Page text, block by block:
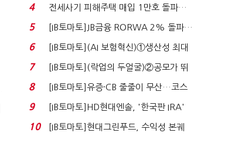
4
전세사기 피해주택 매입 1만호 돌파…
누적 피해자 4만2...
5
[IB토마토]JB금융 RORWA 2% 돌파…
실적 견인은 은행 ...
6
[IB토마토](AI 보험혁신)①생산성 최대
80% 개선…현실...
7
[IB토마토](락업의 두얼굴)②공모가 뛰
자 첫날 매도…FI ...
8
[IB토마토]유증·CB 줄줄이 무산…코스
닥 벌점 급증에 ...
9
[IB토마토]HD현대엔솔, '한국판 IRA'
수혜 부상…세액공...
10
[IB토마토]현대그린푸드, 수익성 본궤